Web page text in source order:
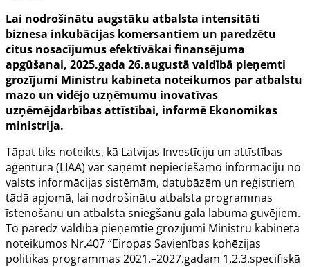
Lai nodrošinātu augstāku atbalsta intensitāti
biznesa inkubācijas komersantiem un paredzētu
citus nosacījumus efektīvākai finansējuma
apgūšanai, 2025.gada 26.augustā valdībā pieņemti
grozījumi Ministru kabineta noteikumos par atbalstu
mazo un vidējo uzņēmumu inovatīvas
uzņēmējdarbības attīstībai, informē Ekonomikas
ministrija.
Tāpat tiks noteikts, kā Latvijas Investīciju un attīstības
aģentūra (LIAA) var saņemt nepieciešamo informāciju no
valsts informācijas sistēmām, datubāzēm un reģistriem
tādā apjomā, lai nodrošinātu atbalsta programmas
īstenošanu un atbalsta sniegšanu gala labuma guvējiem.
To paredz valdībā pieņemtie grozījumi Ministru kabineta
noteikumos Nr.407“Eiropas Savienības kohēzijas
politikas programmas 2021.–2027.gadam 1.2.3.specifiskā